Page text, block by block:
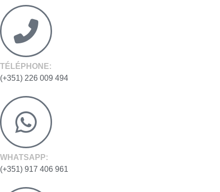
TÉLÉPHONE:
(+351) 226 009 494
WHATSAPP:
(+351) 917 406 961